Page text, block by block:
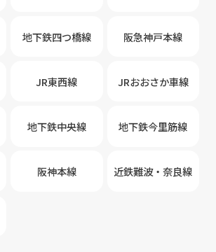
地下鉄四つ橋線 阪急神戸本線
JR東西線 JRおおさか車線
地下鉄中央線 地下鉄今里筋線
阪神本線 近鉄難波・奈良線